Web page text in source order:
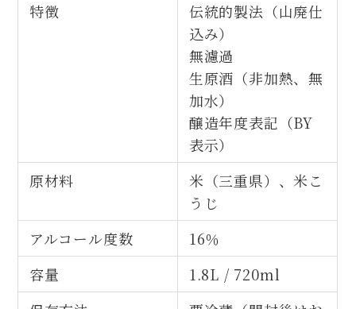
特徴
伝統的製法（山廃仕
込み）
無濾過
生原酒（非加熱、無
加水）
醸造年度表記（BY
表示）
原材料
米（三重県）、米こ
うじ
アルコール度数
16％
容量
1.8L / 720ml